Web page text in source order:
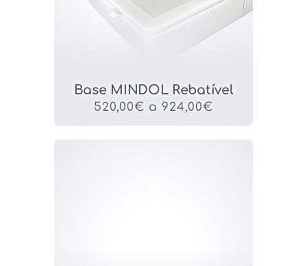
Base MINDOL Rebatível
520,00€ a 924,00€